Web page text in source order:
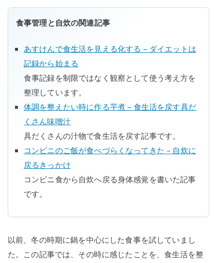
の
食事管理と自炊の関連記事
あすけんで食生活を見える化する – ダイエットは
記録から始まる
食事記録を制限ではなく観察として使う考え方を
整理しています。
体調を整えたい時に作る芋煮 – 食生活を戻す具だ
くさん味噌汁
具だくさんの汁物で食生活を戻す記事です。
コンビニのご飯が食べづらくなってきた – 自炊に
戻るきっかけ
コンビニ食から自炊へ戻る身体感覚を書いた記事
です。
以前、冬の時期に鍋を中心にした食事を試していまし
た。この記事では、その時に感じたことを、食生活を整